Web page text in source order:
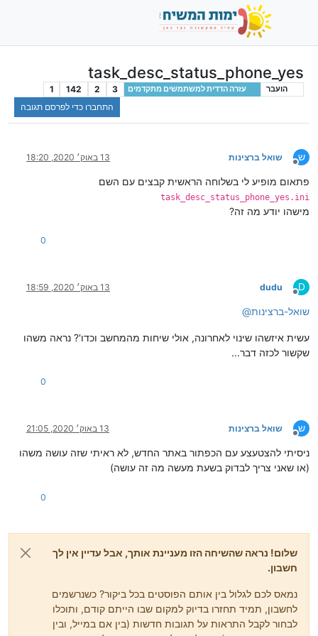
task_desc_status_phone_yes
הועבר עזרה הדדית למשתמשים מתקדמים 3
2
142
1
התחברו כדי לפרסם תגובה
ש
מנותק
שואל ברצינות 13 באוק׳ 2020, 18:20
פתאום מופיע לי בשלוחה הראשית קבצים עם השם
task_desc_status_phone_yes.ini
מישהו יודע מה זה?
0
D
מנותק
dudu 13 באוק׳ 2020, 18:59
@שואל-ברצינות
עשית איזשהו שינוי לאחרונה, אולי שיחות מהמחשב וכדו'? נראה משהו
שקשור לכזה דבר...
0
ש
מנותק
שואל ברצינות 13 באוק׳ 2020, 21:05
ניסיתי להצטעצע עם הכפתור באתר החדש, לא ראיתי שזה עושה משהו
(או שאני צריך לבדוק בשעת מעשה מה זה עושה)
0
שלום! נראה שהשיחה הזו מעניינת אותך, אבל עדיין אין לך
חשבון.
נמאס לכם לגלול בין אותם הפוסטים בכל ביקור? כשנרשמים
לחשבון, תמיד תחזרו בדיוק למקום שבו הייתם קודם, ותוכלו
לבחור לקבל התראות על תגובות חדשות (בין אם במייל, ובין